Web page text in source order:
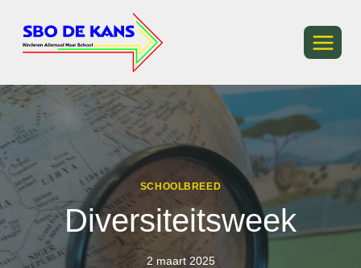
naar
SCHOOLBREED
Diversiteitsweek
2 maart 2025